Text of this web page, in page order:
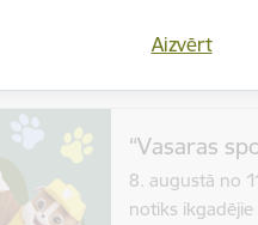
Aizvērt
“Vasaras
8. augustā no
notiks